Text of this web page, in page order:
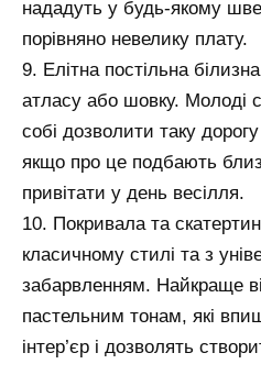
нададуть у будь-якому
порівняно невелику плату.
9. Елітна постільна
атласу або шовку. Молоді
собі дозволити таку
якщо про це подбають
привітати у день весілля.
10. Покривала та
класичному стилі та з
забарвленням. Найкраще
пастельним тонам, які
інтер’єр і дозволять